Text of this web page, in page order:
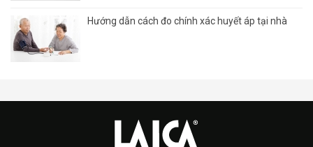
Hướng dẫn cách đo chính xác huyết áp tại nhà